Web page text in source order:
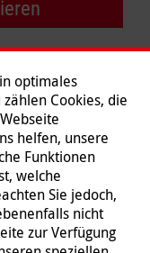
optimales
Cookies, die
helfen, unsere
Funktionen
welche
Sie jedoch,
nicht
zur Verfügung